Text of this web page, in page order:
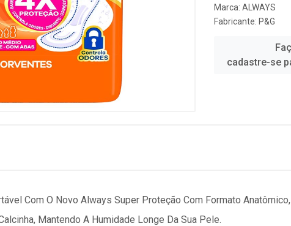
Marca: ALWAYS
Fabricante: P&G
cadastre-se
Com O Novo Always Super Proteção Com Formato
Mantendo A Humidade Longe Da Sua Pele.